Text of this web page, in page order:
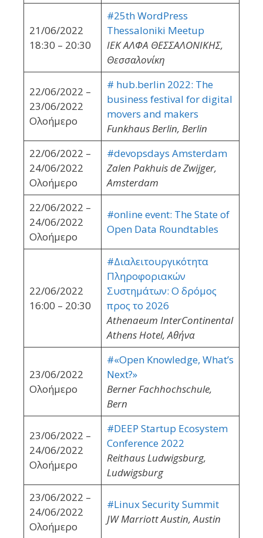
21/06/2022
18:30 – 20:30
#25th WordPress
Thessaloniki Meetup
ΙΕΚ ΑΛΦΑ ΘΕΣΣΑΛΟΝΙΚΗΣ,
Θεσσαλονίκη
22/06/2022 –
23/06/2022
Ολοήμερο
# hub.berlin 2022: The
business festival for digital
movers and makers
Funkhaus Berlin, Berlin
22/06/2022 –
24/06/2022
Ολοήμερο
#devopsdays Amsterdam
Zalen Pakhuis de Zwijger,
Amsterdam
22/06/2022 –
24/06/2022
Ολοήμερο
#online event: The State of
Open Data Roundtables
22/06/2022
16:00 – 20:30
#Διαλειτουργικότητα
Πληροφοριακών
Συστημάτων: Ο δρόμος
προς το 2026
Athenaeum InterContinental
Athens Hotel, Αθήνα
23/06/2022
Ολοήμερο
#«Open Knowledge, What’s
Next?»
Berner Fachhochschule,
Bern
23/06/2022 –
24/06/2022
Ολοήμερο
#DEEP Startup Ecosystem
Conference 2022
Reithaus Ludwigsburg,
Ludwigsburg
23/06/2022 –
24/06/2022
Ολοήμερο
#Linux Security Summit
JW Marriott Austin, Austin